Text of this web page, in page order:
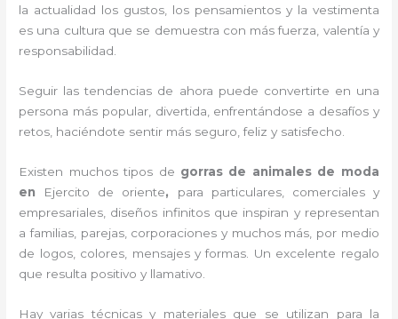
la actualidad los gustos, los pensamientos y la vestimenta
es una cultura que se demuestra con más fuerza, valentía y
responsabilidad.
Seguir las tendencias de ahora puede convertirte en una
persona más popular, divertida, enfrentándose a desafíos y
retos, haciéndote sentir más seguro, feliz y satisfecho.
Existen muchos tipos de gorras de animales de moda
en
Ejercito de oriente, para particulares, comerciales y
empresariales, diseños infinitos que inspiran y representan
a familias, parejas, corporaciones y muchos más, por medio
de logos, colores, mensajes y formas. Un excelente regalo
que resulta positivo y llamativo.
Hay varias técnicas y materiales que se utilizan para la